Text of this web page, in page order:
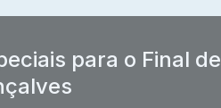
para o Final de